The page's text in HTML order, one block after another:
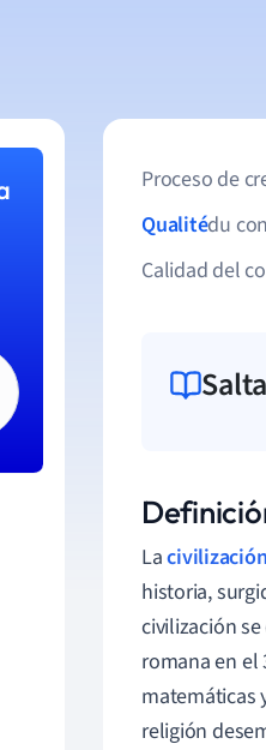
Proceso de
Qualitédu
Calidad del
Lacivilización
historia,
civilización
romana en el
matemáticas
religión